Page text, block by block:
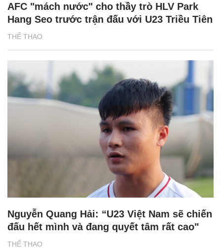
THỂ THAO
AFC "mách nước" cho thầy trò HLV Park
Hang Seo trước trận đấu với U23 Triều Tiên
THỂ THAO
Nguyễn Quang Hải: “U23 Việt Nam sẽ chiến
đấu hết mình và đang quyết tâm rất cao"